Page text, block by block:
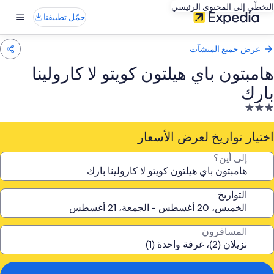
التخطّي إلى المحتوى الرئيسي
حمّل تطبيقنا
عرض جميع المنشآت
هامبتون باي هيلتون كويتو لا كارولينا
بارك
منشأة
فندقية
مصنفة
3.0
اختيار تواريخ لعرض الأسعار
إلى أين؟
التواريخ
المسافرون